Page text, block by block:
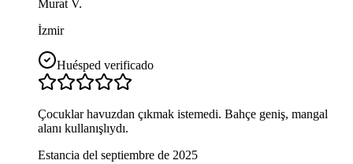
Murat V.
İzmir
Huésped verificado
Çocuklar havuzdan çıkmak istemedi. Bahçe geniş, mangal
alanı kullanışlıydı.
Estancia del septiembre de 2025